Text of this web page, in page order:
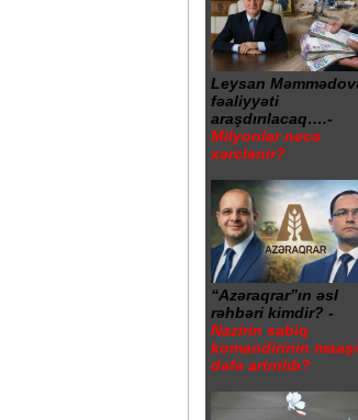
Leysan
fəaliyyəti
araşdırılacaq….-
Milyonlar necə
xərclənir?
“Azəraqrar”ın əsl
rəhbəri kimdir? -
Nazirin sabiq
komandirinin
dəfə artırılıb?